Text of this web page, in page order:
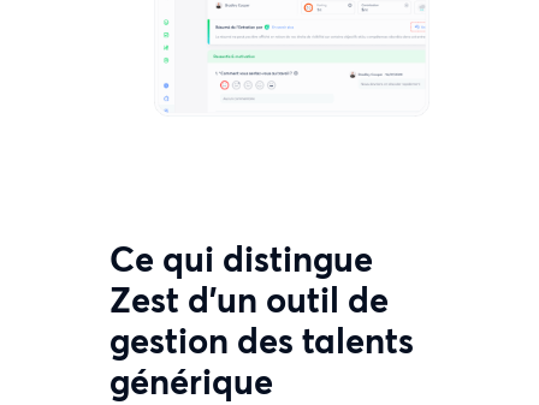
Ce qui distingue
Zest d’un outil de
gestion des talents
générique